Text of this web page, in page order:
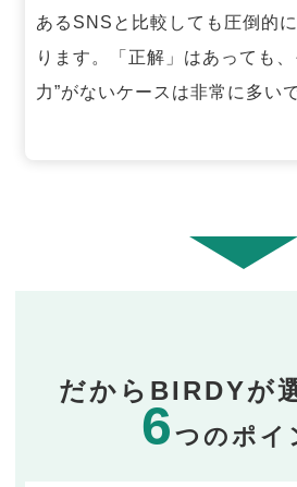
あるSNSと比較しても圧倒的
ります。「正解」はあっても
力”がないケースは非常に多い
だからBIRDYが
6つのポイ